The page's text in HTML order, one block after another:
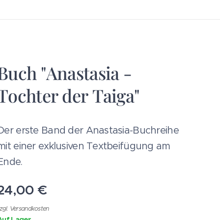
"Anastasia -
der Taiga"
erste Band der Anastasia-Buchreihe
einer exklusiven Textbeifügung am
€
Versandkosten